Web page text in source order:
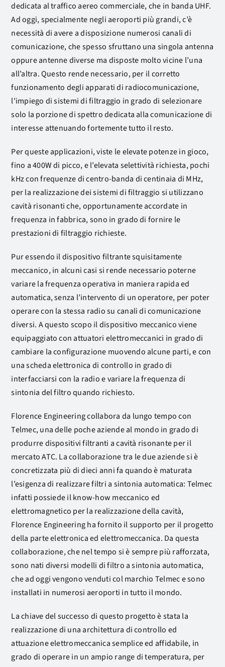
dedicata al traffico aereo commerciale, che in banda UHF.
Ad oggi, specialmente negli aeroporti più grandi, c’è
necessità di avere a disposizione numerosi canali di
comunicazione, che spesso sfruttano una singola antenna
oppure antenne diverse ma disposte molto vicine l’una
all’altra. Questo rende necessario, per il corretto
funzionamento degli apparati di radiocomunicazione,
l’impiego di sistemi di filtraggio in grado di selezionare
solo la porzione di spettro dedicata alla comunicazione di
interesse attenuando fortemente tutto il resto.
Per queste applicazioni, viste le elevate potenze in gioco,
fino a 400W di picco, e l’elevata selettività richiesta, pochi
kHz con frequenze di centro-banda di centinaia di MHz,
per la realizzazione dei sistemi di filtraggio si utilizzano
cavità risonanti che, opportunamente accordate in
frequenza in fabbrica, sono in grado di fornire le
prestazioni di filtraggio richieste.
Pur essendo il dispositivo filtrante squisitamente
meccanico, in alcuni casi si rende necessario poterne
variare la frequenza operativa in maniera rapida ed
automatica, senza l’intervento di un operatore, per poter
operare con la stessa radio su canali di comunicazione
diversi. A questo scopo il dispositivo meccanico viene
equipaggiato con attuatori elettromeccanici in grado di
cambiare la configurazione muovendo alcune parti, e con
una scheda elettronica di controllo in grado di
interfacciarsi con la radio e variare la frequenza di
sintonia del filtro quando richiesto.
Florence Engineering collabora da lungo tempo con
Telmec, una delle poche aziende al mondo in grado di
produrre dispositivi filtranti a cavità risonante per il
mercato ATC. La collaborazione tra le due aziende si è
concretizzata più di dieci anni fa quando è maturata
l’esigenza di realizzare filtri a sintonia automatica: Telmec
infatti possiede il know-how meccanico ed
elettromagnetico per la realizzazione della cavità,
Florence Engineering ha fornito il supporto per il progetto
della parte elettronica ed elettromeccanica. Da questa
collaborazione, che nel tempo si è sempre più rafforzata,
sono nati diversi modelli di filtro a sintonia automatica,
che ad oggi vengono venduti col marchio Telmec e sono
installati in numerosi aeroporti in tutto il mondo.
La chiave del successo di questo progetto è stata la
realizzazione di una architettura di controllo ed
attuazione elettromeccanica semplice ed affidabile, in
grado di operare in un ampio range di temperatura, per